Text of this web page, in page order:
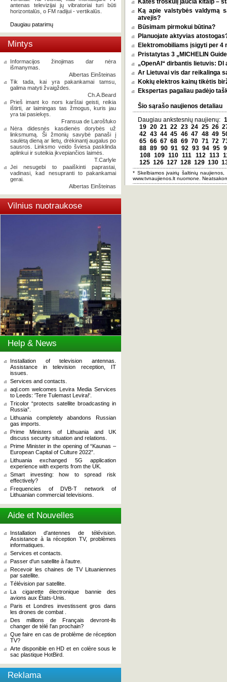
antenas televizijai jų vibratoriai turi būti
horizontalūs, o FM radijui - vertikalūs.
Daugiau patarimų
Mintys
Informacijos žinojimas dar nėra
išmanymas.
Albertas Einšteinas
Tik tada, kai yra pakankamai tamsu,
galima matyti žvaigždes.
Ch.A.Beard
Prieš imant ko nors karštai geisti, reikia
ištirti, ar laimingas tas žmogus, kuris jau
yra tai pasiekęs.
Fransua de Larošfuko
Nėra didesnės kasdienės dorybės už
linksmumą. Ši žmonių savybė panaši į
saulėtą dieną ar lietų, drėkinantį augalus po
sausros. Linksmo veido šviesa pasklinda
aplinkui ir suteikia įkvepiančios laimės.
T.Carlyle
Jei nesugebi to paaiškinti paprastai,
vadinasi, kad nesupranti to pakankamai
gerai.
Albertas Einšteinas
Vilnius nuotraukose
Help & News
Installation of television antennas.
Assistance in television reception, IT
issues.
Services and contacts.
aql.com welcomes Levira Media Services
to Leeds: 'Tere Tulemast Levira!'.
Tricolor “protects satellite broadcasting in
Russia”.
Lithuania completely abandons Russian
gas imports.
Prime Ministers of Lithuania and UK
discuss security situation and relations.
Prime Minister in the opening of “Kaunas –
European Capital of Culture 2022”.
Lithuania exchanged 5G application
experience with experts from the UK.
Smart investing: how to spread risk
effectively?
Frequencies of DVB-T network of
Lithuanian commercial televisions.
Aide et Nouvelles
Installation d'antennes de télévision.
Assistance à la réception TV, problèmes
informatiques.
Services et contacts.
Passer d'un satellite à l'autre.
Recevoir les chaines de TV Lituaniennes
par satellite.
Télévision par satellite.
La cigarette électronique bannie des
avions aux États-Unis.
Paris et Londres investissent gros dans
les drones de combat .
Des millions de Français devront-ils
changer de télé l'an prochain?
Que faire en cas de problème de réception
TV?
Arte disponible en HD et en colère sous le
sac plastique HotBird.
Reklama
Katės troškulį jaučia kitaip –
Ką apie valstybės valdymą
atvejis?
Būsimam pirmokui būtina?
Planuojate aktyvias
Elektromobiliams įsigyti per 4
Pristatytas 3 „MICHELIN
„OpenAI“ dirbantis lietuvis:
Ar Lietuvai vis dar reikalinga
Kokių elektros kainų tikėtis
Ekspertas pagaliau padėjo
Šio sąrašo naujienos detaliau
Daugiau ankstesnių naujienų: 1
19 20 21 22 23 24 25 26
42 43 44 45 46 47 48 49
65 66 67 68 69 70 71 72
88 89 90 91 92 93 94 95
108 109 110 111 112 113
125 126 127 128 129 130
* Skelbiamos įvairių šaltinių
www.tvnaujienos.lt nuomone.